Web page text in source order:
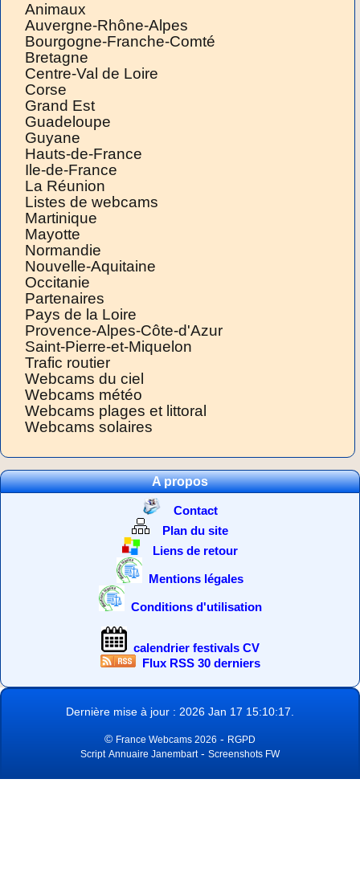
Animaux
Auvergne-Rhône-Alpes
Bourgogne-Franche-Comté
Bretagne
Centre-Val de Loire
Corse
Grand Est
Guadeloupe
Guyane
Hauts-de-France
Ile-de-France
La Réunion
Listes de webcams
Martinique
Mayotte
Normandie
Nouvelle-Aquitaine
Occitanie
Partenaires
Pays de la Loire
Provence-Alpes-Côte-d'Azur
Saint-Pierre-et-Miquelon
Trafic routier
Webcams du ciel
Webcams météo
Webcams plages et littoral
Webcams solaires
A propos
Contact
Plan du site
Liens de retour
Mentions légales
Conditions d'utilisation
calendrier festivals CV
Flux RSS 30 derniers
Dernière mise à jour : 2026 Jan 17 15:10:17.
© France Webcams 2026 - RGPD
Script Annuaire Janembart- Screenshots FW